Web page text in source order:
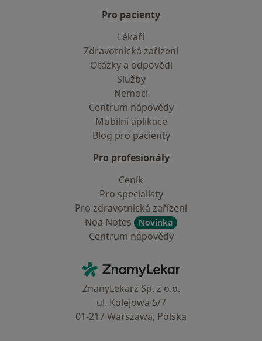
Pro pacienty
Lékaři
Zdravotnická zařízení
Otázky a odpovědi
Služby
Nemoci
Centrum nápovědy
Mobilní aplikace
Blog pro pacienty
Pro profesionály
Ceník
Pro specialisty
Pro zdravotnická zařízení
Noa Notes
Novinka
Centrum nápovědy
ZnamyLekar - Hlavní stránka
ZnanyLekarz Sp. z o.o.
ul. Kolejowa 5/7
01-217 Warszawa, Polska